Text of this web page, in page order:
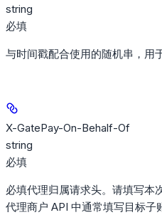
string
必填
与时间戳配合使用的随机串，用
X-GatePay-On-Behalf-Of
string
必填
必填代理归属请求头。请填写本
代理商户 API 中通常填写目标子